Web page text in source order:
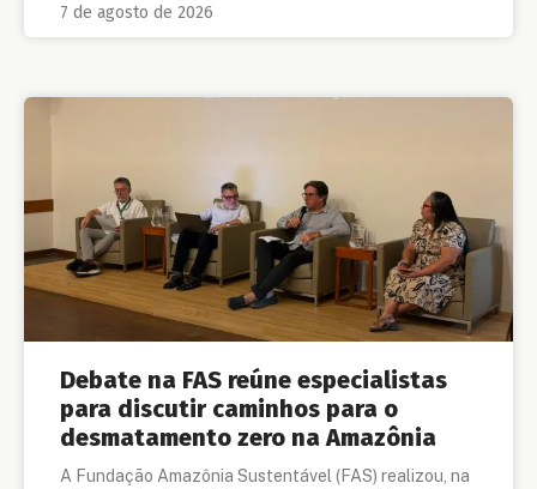
7 de agosto de 2026
Debate na FAS reúne especialistas
para discutir caminhos para o
desmatamento zero na Amazônia
A Fundação Amazônia Sustentável (FAS) realizou, na